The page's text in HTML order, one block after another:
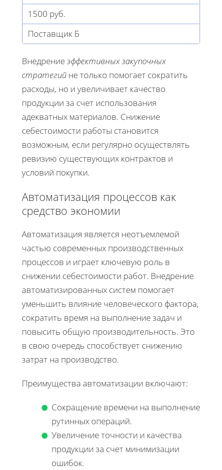
1500 руб.
Поставщик Б
Внедрениеэффективных закупочных
стратегий не только помогает сократить
расходы, но и увеличивает качество
продукции за счет использования
адекватных материалов. Снижение
себестоимости работы становится
возможным, если регулярно осуществлять
ревизию существующих контрактов и
условий покупки.
Автоматизация процессов как
средство экономии
Автоматизация является неотъемлемой
частью современных производственных
процессов и играет ключевую роль в
снижении себестоимости работ. Внедрение
автоматизированных систем помогает
уменьшить влияние человеческого фактора,
сократить время на выполнение задач и
повысить общую производительность. Это
в свою очередь способствует снижению
затрат на производство.
Преимущества автоматизации включают:
Сокращение времени на выполнение
рутинных операций.
Увеличение точности и качества
продукции за счет минимизации
ошибок.